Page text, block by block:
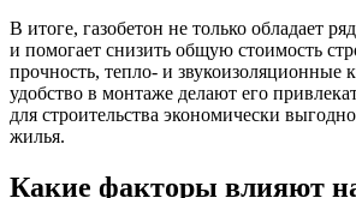
В итоге, газобетон не только обладает
и помогает снизить общую стоимость
прочность, тепло- и звукоизоляционные
удобство в монтаже делают его
для строительства экономически
жилья.
Какие факторы влияют